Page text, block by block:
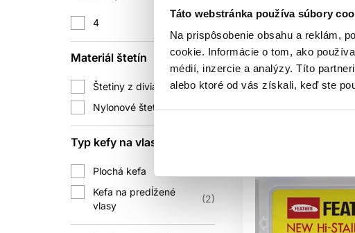
Táto webstránka používa súbory
Na prispôsobenie obsahu a reklám,
cookie. Informácie o tom, ako
médií, inzercie a analýzy. Títo
alebo ktoré od vás získali, keď ste
4
Materiál štetín
Štetiny z diviaka
1
Nylonové štetiny
1
Typ kefy na vlasy
Plochá kefa
Kefa na predĺžené
vlasy
2
22.00 €
Mám záujem
Aktuálne